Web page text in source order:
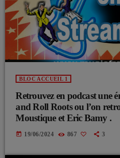
BLOC ACCUEIL 1
Retrouvez en podcast une
and Roll Roots ou l’on
Moustique et Eric Bamy .
today 19/06/2024 867 3